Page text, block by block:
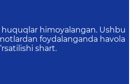
huquqlar himoyalangan. Ushbu
foydalanganda havola
shart.